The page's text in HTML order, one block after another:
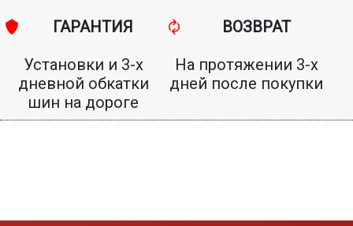
ГАРАНТИЯ
Установки и 3-х
дневной обкатки
шин на дороге
ВОЗВРАТ
На протяжении 3-х
дней после покупки